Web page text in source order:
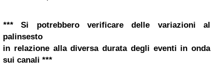
***Si potrebbero verificare delle variazioni al
palinsesto
in relazione alla diversa durata degli eventi in onda
sui canali ***